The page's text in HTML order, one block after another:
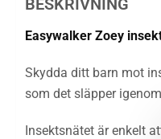
Easywalker Zoey
Skydda ditt barn mot
som det släpper
Insektsnätet är enkelt